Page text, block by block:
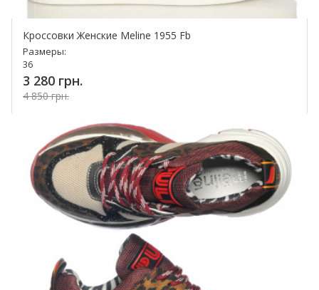
Кроссовки Женские Meline 1955 Fb
Размеры:
36
3 280 грн.
4 850 грн.
Купить!